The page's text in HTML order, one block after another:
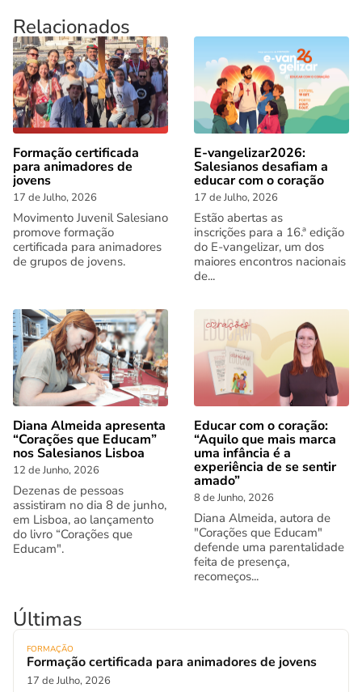
Relacionados
Formação certificada
para animadores de
jovens
17 de Julho, 2026
Movimento Juvenil Salesiano
promove formação
certificada para animadores
de grupos de jovens.
E-vangelizar2026:
Salesianos desafiam a
educar com o coração
17 de Julho, 2026
Estão abertas as
inscrições para a 16.ª edição
do E-vangelizar, um dos
maiores encontros nacionais
de...
Diana Almeida apresenta
“Corações que Educam”
nos Salesianos Lisboa
12 de Junho, 2026
Dezenas de pessoas
assistiram no dia 8 de junho,
em Lisboa, ao lançamento
do livro “Corações que
Educam".
Educar com o coração:
“Aquilo que mais marca
uma infância é a
experiência de se sentir
amado”
8 de Junho, 2026
Diana Almeida, autora de
"Corações que Educam"
defende uma parentalidade
feita de presença,
recomeços...
Últimas
FORMAÇÃO
Formação certificada para animadores de jovens
17 de Julho, 2026